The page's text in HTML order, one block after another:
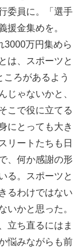
委員に。「選手
援金集めを。
3000万円集めら
は、スポーツと
ころがあるよう
じゃないかと、
こで役に立てる
にとっても大き
リートたちも日
、何か感謝の形
る。スポーツと
るわけではない
いかと思った。
立ち直るにはま
悩みながらも前